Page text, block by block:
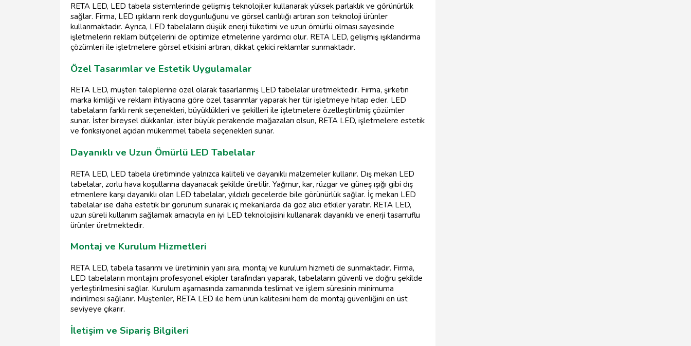
RETA LED, LED tabela sistemlerinde gelişmiş teknolojiler kullanarak yüksek parlaklık ve görünürlük
sağlar. Firma, LED ışıkların renk doygunluğunu ve görsel canlılığı artıran son teknoloji ürünler
kullanmaktadır. Ayrıca, LED tabelaların düşük enerji tüketimi ve uzun ömürlü olması sayesinde
işletmelerin reklam bütçelerini de optimize etmelerine yardımcı olur. RETA LED, gelişmiş ışıklandırma
çözümleri ile işletmelere görsel etkisini artıran, dikkat çekici reklamlar sunmaktadır.
Özel Tasarımlar ve Estetik Uygulamalar
RETA LED, müşteri taleplerine özel olarak tasarlanmış LED tabelalar üretmektedir. Firma, şirketin
marka kimliği ve reklam ihtiyacına göre özel tasarımlar yaparak her tür işletmeye hitap eder. LED
tabelaların farklı renk seçenekleri, büyüklükleri ve şekilleri ile işletmelere özelleştirilmiş çözümler
sunar. İster bireysel dükkanlar, ister büyük perakende mağazaları olsun, RETA LED, işletmelere estetik
ve fonksiyonel açıdan mükemmel tabela seçenekleri sunar.
Dayanıklı ve Uzun Ömürlü LED Tabelalar
RETA LED, LED tabela üretiminde yalnızca kaliteli ve dayanıklı malzemeler kullanır. Dış mekan LED
tabelalar, zorlu hava koşullarına dayanacak şekilde üretilir. Yağmur, kar, rüzgar ve güneş ışığı gibi dış
etmenlere karşı dayanıklı olan LED tabelalar, yıldızlı gecelerde bile görünürlük sağlar. İç mekan LED
tabelalar ise daha estetik bir görünüm sunarak iç mekanlarda da göz alıcı etkiler yaratır. RETA LED,
uzun süreli kullanım sağlamak amacıyla en iyi LED teknolojisini kullanarak dayanıklı ve enerji tasarruflu
ürünler üretmektedir.
Montaj ve Kurulum Hizmetleri
RETA LED, tabela tasarımı ve üretiminin yanı sıra, montaj ve kurulum hizmeti de sunmaktadır. Firma,
LED tabelaların montajını profesyonel ekipler tarafından yaparak, tabelaların güvenli ve doğru şekilde
yerleştirilmesini sağlar. Kurulum aşamasında zamanında teslimat ve işlem süresinin minimuma
indirilmesi sağlanır. Müşteriler, RETA LED ile hem ürün kalitesini hem de montaj güvenliğini en üst
seviyeye çıkarır.
İletişim ve Sipariş Bilgileri